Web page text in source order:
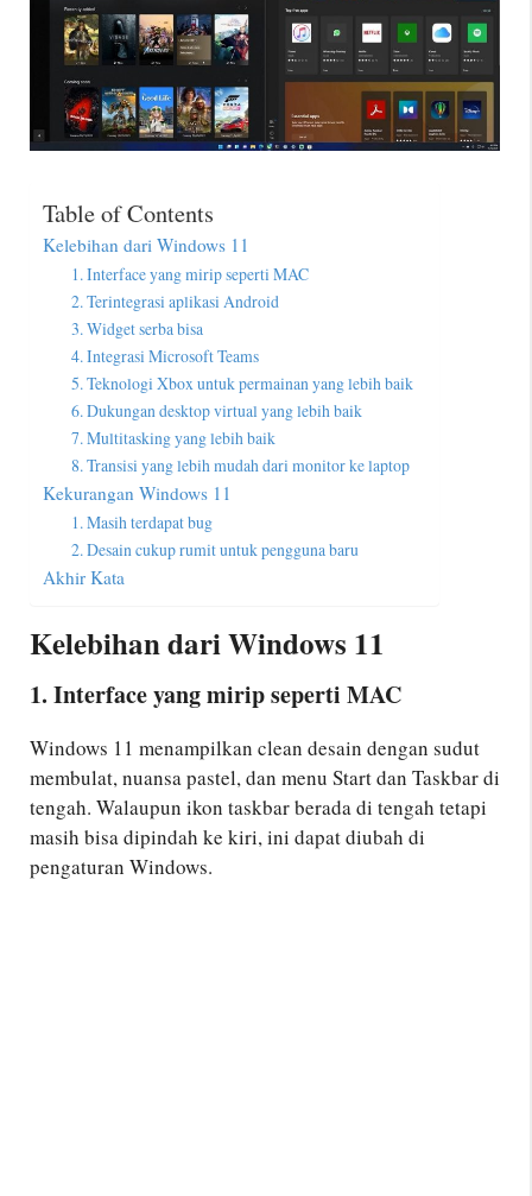
Table of Contents
Kelebihan dari Windows 11
1. Interface yang mirip seperti MAC
2. Terintegrasi aplikasi Android
3. Widget serba bisa
4. Integrasi Microsoft Teams
5. Teknologi Xbox untuk permainan yang lebih baik
6. Dukungan desktop virtual yang lebih baik
7. Multitasking yang lebih baik
8. Transisi yang lebih mudah dari monitor ke laptop
Kekurangan Windows 11
1. Masih terdapat bug
2. Desain cukup rumit untuk pengguna baru
Akhir Kata
Kelebihan dari Windows 11
1. Interface yang mirip seperti MAC
Windows 11 menampilkan clean desain dengan sudut
membulat, nuansa pastel, dan menu Start dan Taskbar di
tengah. Walaupun ikon taskbar berada di tengah tetapi
masih bisa dipindah ke kiri, ini dapat diubah di
pengaturan Windows.